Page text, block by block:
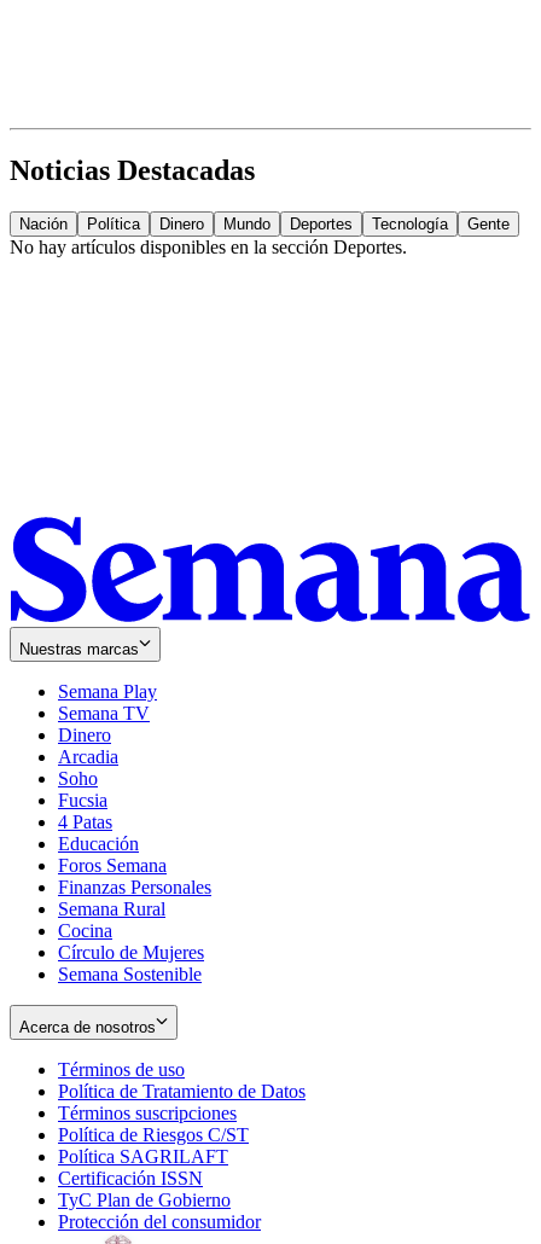
Noticias Destacadas
Nación Política Dinero Mundo Deportes Tecnología Gente
No hay artículos disponibles en la sección Deportes.
Nuestras marcas
Semana Play
Semana TV
Dinero
Arcadia
Soho
in
new
window
Fucsia
in
new
window
4 Patas
Educación
Foros Semana
Finanzas Personales
Semana Rural
Cocina
Círculo de Mujeres
Semana Sostenible
Acerca de nosotros
Términos de uso
in
new
window
Política de Tratamiento de Datos
Términos suscripciones
in
Política de Riesgos C/ST
Política SAGRILAFT
new
window
Certificación ISSN
in
new
TyC Plan de Gobierno
in
Protección del consumidorOpens